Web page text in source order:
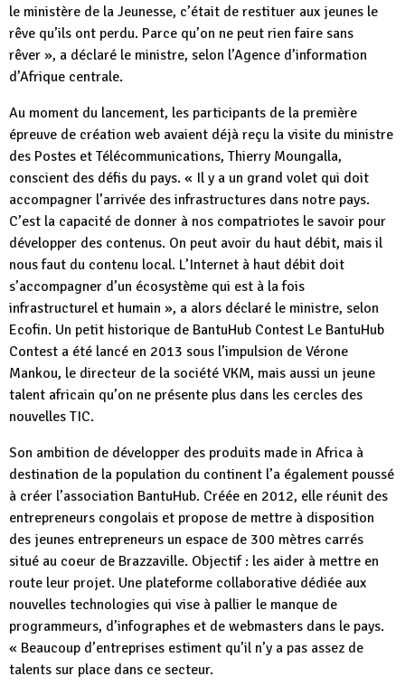
le ministère de la Jeunesse, c’était de restituer aux jeunes le
rêve qu’ils ont perdu. Parce qu’on ne peut rien faire sans
rêver », a déclaré le ministre, selon l’Agence d’information
d’Afrique centrale.
Au moment du lancement, les participants de la première
épreuve de création web avaient déjà reçu la visite du ministre
des Postes et Télécommunications, Thierry Moungalla,
conscient des défis du pays. « Il y a un grand volet qui doit
accompagner l’arrivée des infrastructures dans notre pays.
C’est la capacité de donner à nos compatriotes le savoir pour
développer des contenus. On peut avoir du haut débit, mais il
nous faut du contenu local. L’Internet à haut débit doit
s’accompagner d’un écosystème qui est à la fois
infrastructurel et humain », a alors déclaré le ministre, selon
Ecofin. Un petit historique de BantuHub Contest Le BantuHub
Contest a été lancé en 2013 sous l’impulsion de Vérone
Mankou, le directeur de la société VKM, mais aussi un jeune
talent africain qu’on ne présente plus dans les cercles des
nouvelles TIC.
Son ambition de développer des produits made in Africa à
destination de la population du continent l’a également poussé
à créer l’association BantuHub. Créée en 2012, elle réunit des
entrepreneurs congolais et propose de mettre à disposition
des jeunes entrepreneurs un espace de 300 mètres carrés
situé au coeur de Brazzaville. Objectif : les aider à mettre en
route leur projet. Une plateforme collaborative dédiée aux
nouvelles technologies qui vise à pallier le manque de
programmeurs, d’infographes et de webmasters dans le pays.
« Beaucoup d’entreprises estiment qu’il n’y a pas assez de
talents sur place dans ce secteur.